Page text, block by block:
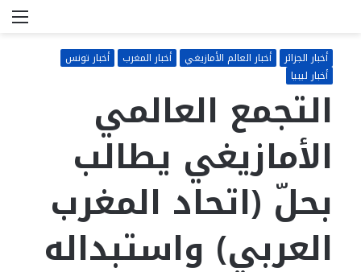
أخبار الجزائر أخبار العالم الأمازيغي أخبار المغرب
أخبار تونس
أخبار ليبيا
التجمع العالمي
الأمازيغي يطالب
بحلّ (اتحاد المغرب
العربي) واستبداله